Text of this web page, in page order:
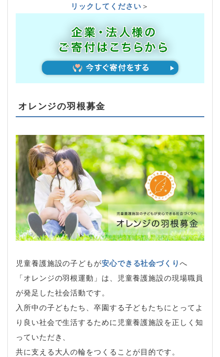
リックしてください＞
オレンジの羽根募金
児童養護施設の子どもが安心できる社会づくりへ
「オレンジの羽根運動」は、児童養護施設の現場職員
が発足した社会活動です。
入所中の子どもたち、卒園する子どもたちにとってよ
り良い社会で生活するために児童養護施設を正しく知
っていただき、
共に支える大人の輪をつくることが目的です。